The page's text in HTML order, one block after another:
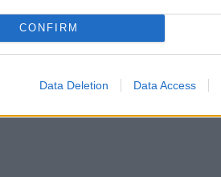
CONFIRM
Data Deletion Data Access